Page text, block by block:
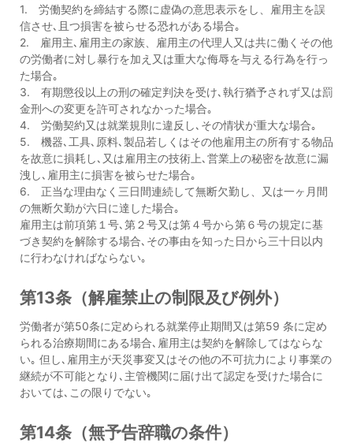
1. 労働契約を締結する際に虚偽の意思表示をし、雇用主を誤
信させ､且つ損害を被らせる恐れがある場合｡
2. 雇用主､雇用主の家族、雇用主の代理人又は共に働くその他
の労働者に対し暴行を加え又は重大な侮辱を与える行為を行っ
た場合｡
3. 有期懲役以上の刑の確定判決を受け､執行猶予されず又は罰
金刑への変更を許可されなかった場合｡
4. 労働契約又は就業規則に違反し､その情状が重大な場合｡
5. 機器､工具､原料､製品若しくはその他雇用主の所有する物品
を故意に損耗し､又は雇用主の技術上､営業上の秘密を故意に漏
洩し､雇用主に損害を被らせた場合｡
6. 正当な理由なく三日間連続して無断欠勤し、又は一ヶ月間
の無断欠勤が六日に達した場合｡
雇用主は前項第１号､第２号又は第４号から第６号の規定に基
づき契約を解除する場合､その事由を知った日から三十日以内
に行わなければならない｡
第13条（解雇禁止の制限及び例外）
労働者が第50条に定められる就業停止期間又は第59 条に定め
られる治療期間にある場合､雇用主は契約を解除してはならな
い｡ 但し､雇用主が天災事変又はその他の不可抗力により事業の
継続が不可能となり､主管機関に届け出て認定を受けた場合に
おいては､この限りでない｡
第14条（無予告辞職の条件）